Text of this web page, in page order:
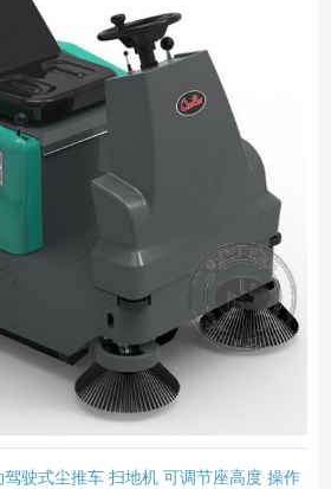
驶式尘推车 扫地机 可调节座高度 操作